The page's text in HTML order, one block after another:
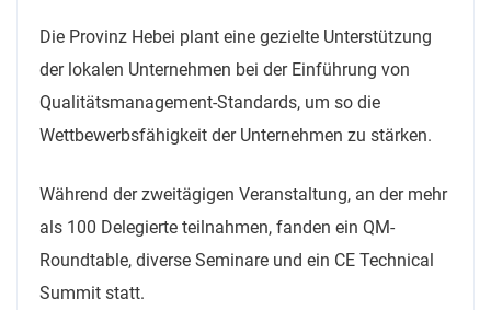
Die Provinz Hebei plant eine gezielte Unterstützung
der lokalen Unternehmen bei der Einführung von
Qualitätsmanagement-Standards, um so die
Wettbewerbsfähigkeit der Unternehmen zu stärken.
Während der zweitägigen Veranstaltung, an der mehr
als 100 Delegierte teilnahmen, fanden ein QM-
Roundtable, diverse Seminare und ein CE Technical
Summit statt.